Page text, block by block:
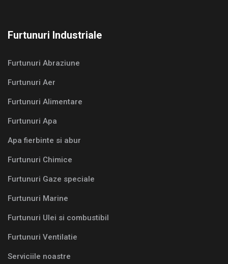
Furtunuri Industriale
Furtunuri Abraziune
Furtunuri Aer
Furtunuri Alimentare
Furtunuri Apa
Apa fierbinte si abur
Furtunuri Chimice
Furtunuri Gaze speciale
Furtunuri Marine
Furtunuri Ulei si combustibil
Furtunuri Ventilatie
Serviciile noastre